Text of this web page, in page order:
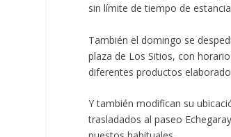
sin límite de tiempo de
También el domingo se
plaza de Los Sitios, con
diferentes productos
Y también modifican su
trasladados al paseo